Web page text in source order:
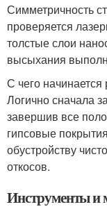
Симметричность
проверяется
толстые слои
высыхания
С чего
Логично сначала
завершив все
гипсовые
обустройству
откосов.
Инструменты и